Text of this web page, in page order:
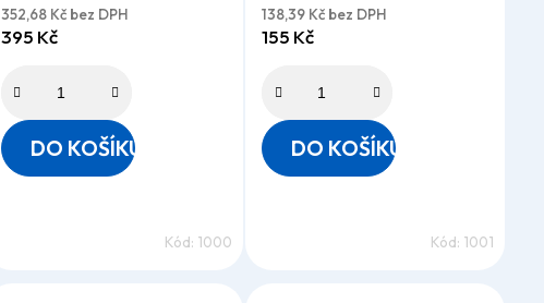
z
5
352,68 Kč bez DPH
395 Kč
DO KOŠÍKU
Kód: 1000
z
5
138,39 Kč bez DPH
155 Kč
DO KOŠÍKU
Kód: 1001